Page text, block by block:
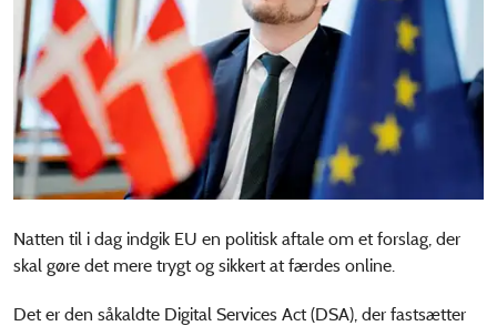
Natten til i dag indgik EU en politisk aftale om et forslag, der
skal gøre det mere trygt og sikkert at færdes online.
Det er den såkaldte Digital Services Act (DSA), der fastsætter